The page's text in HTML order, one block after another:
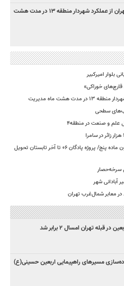
تقدیر معاون شهردار تهران از عملکرد شهردار منطقه ۱۳ در مدت هشت
بلوار امیرکبیر
خوراکی»
هشت ماه مدیریت
آب‌های سطحی
علم و صنعت در منطقه۴
تصویب پارکینگ- پناهگاه‌ها در کمیسیون ماده پنج/ پروژه پادگان ۰۶ تا آخر تابستان تحویل
آبادانی شهر
معابر شمال‌غرب تهران
قبله تهران امسال ۲ برابر شد
مسیرهای راهپیمایی اربعین حسینی(ع)